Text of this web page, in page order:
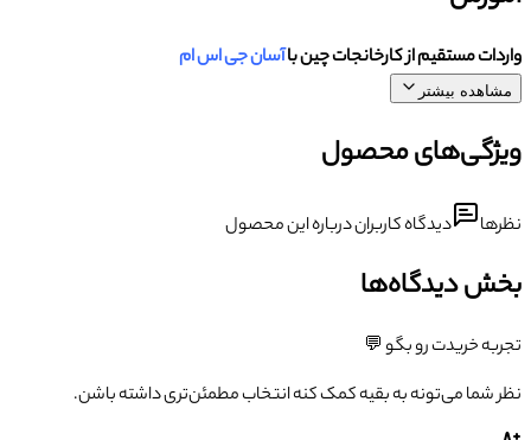
واردات مستقیم از کارخانجات چین باآسان جی اس ام
مشاهده بیشتر
ویژگی‌های محصول
نظرها دیدگاه کاربران درباره این محصول
بخش دیدگاه‌ها
تجربه خریدت رو بگو 💬
نظر شما می‌تونه به بقیه کمک کنه انتخاب مطمئن‌تری داشته باشن.